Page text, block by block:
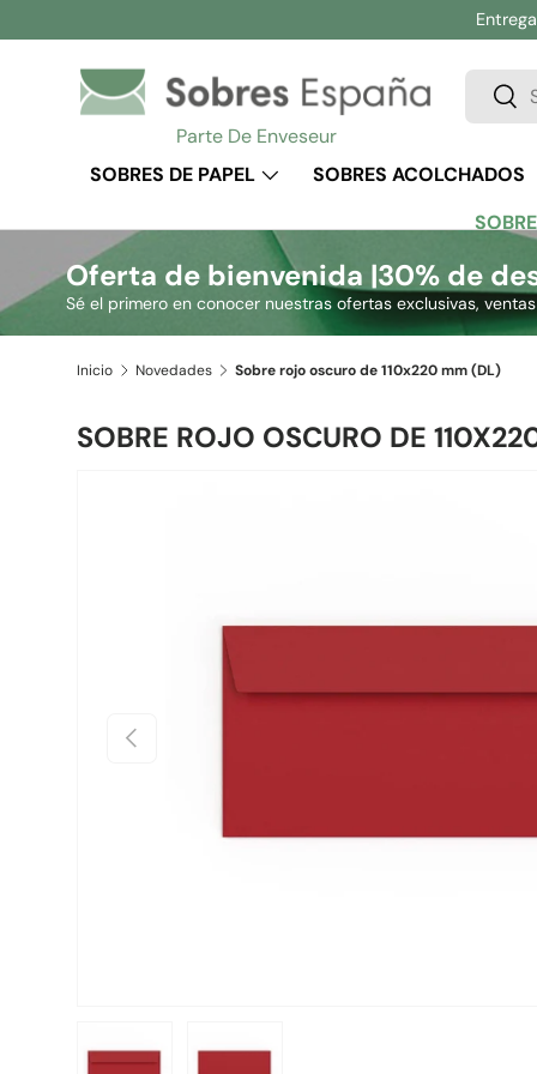
Ir al contenido
Parte De Enveseur
Buscar
SOBRES DE PAPEL SOBRES ACOLCHADOS
Oferta de bienvenida |30% de
Sé el primero en conocer nuestras ofertas exclusivas,
Inicio Novedades Sobre rojo oscuro de 110x220 mm (DL)
SOBRE ROJO OSCURO DE
Anterior